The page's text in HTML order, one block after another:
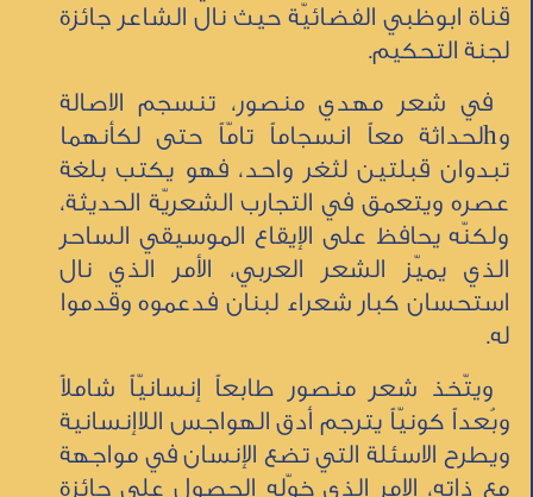
قناة ابوظبي الفضائيّة حيث نال الشاعر جائزة
لجنة التحكيم.
في شعر مهدي منصور، تنسجم الاصالة
وhلحداثة معاً انسجاماً تامّاً حتى لكأنهما
تبدوان قبلتين لثغر واحد، فهو يكتب بلغة
عصره ويتعمق في التجارب الشعريّة الحديثة،
ولكنّه يحافظ على الإيقاع الموسيقي الساحر
الذي يميّز الشعر العربي، الأمر الذي نال
استحسان كبار شعراء لبنان فدعموه وقدموا
له.
ويتّخذ شعر منصور طابعاً إنسانيّاً شاملاً
وبُعداً كونيّاً يترجم أدق الهواجس اللاإنسانية
ويطرح الاسئلة التي تضع الإنسان في مواجهة
مع ذاته، الامر الذي خوّله الحصول على جائزة